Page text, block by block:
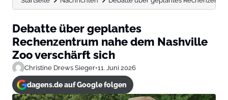
Debatte über geplantes
Rechenzentrum nahe dem Nashville
Zoo verschärft sich
Christine Drews Sieger•11. Juni 2026
dagens.de auf Google folgen